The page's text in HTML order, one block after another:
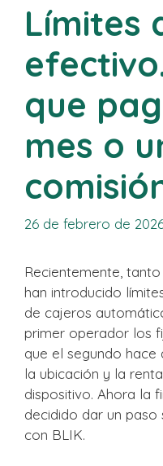
Límites
que
mes o
26 de febrero de
Recientemente,
han introducido
de cajeros
primer operador los
que el segundo hace
la ubicación y la
dispositivo. Ahora la
decidido dar un paso
con BLIK.